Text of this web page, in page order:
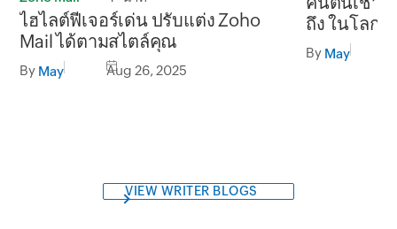
ไฮไลต์ฟีเจอร์เด่น ปรับแต่ง Zoho
Mail ได้ตามสไตล์คุณ
By May Aug 26, 2025
ถึง ในโลกข
ถึง 5 โมงเย็
By May
VIEW WRITER BLOGS